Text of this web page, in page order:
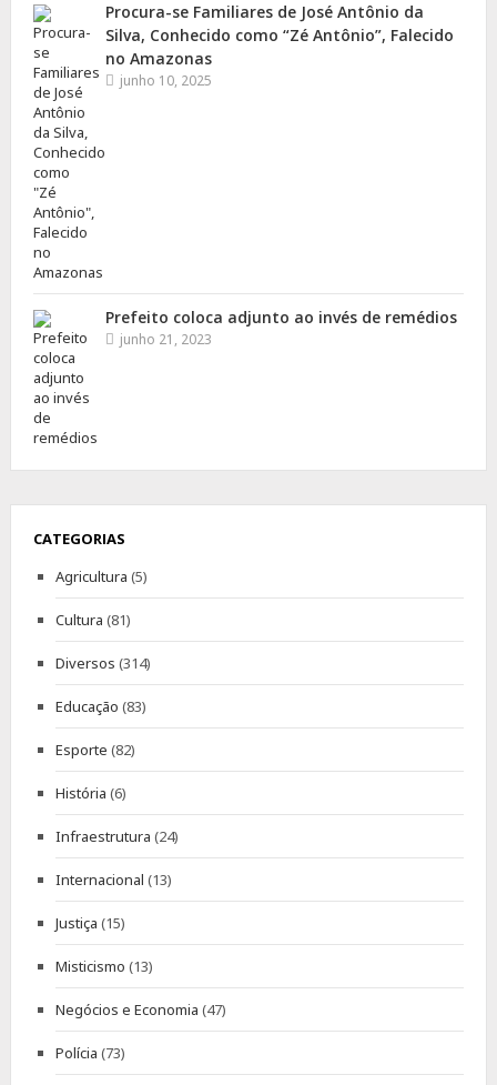
Procura-se Familiares de José Antônio da
Silva, Conhecido como “Zé Antônio”, Falecido
no Amazonas
junho 10, 2025
Prefeito coloca adjunto ao invés de remédios
junho 21, 2023
CATEGORIAS
Agricultura (5)
Cultura (81)
Diversos (314)
Educação (83)
Esporte (82)
História (6)
Infraestrutura (24)
Internacional (13)
Justiça (15)
Misticismo (13)
Negócios e Economia (47)
Polícia (73)